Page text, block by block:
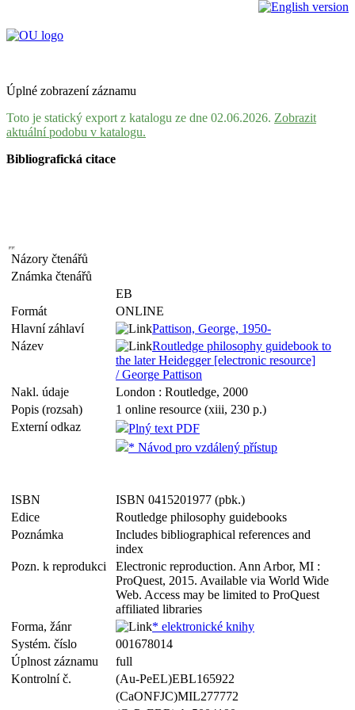
Úplné zobrazení záznamu
Toto je statický export z katalogu ze dne 02.06.2026. Zobrazit
aktuální podobu v katalogu.
Bibliografická citace
Názory čtenářů
Známka čtenářů
EB
Formát
ONLINE
Hlavní záhlaví
Pattison, George, 1950-
Název
Routledge philosophy guidebook to
the later Heidegger [electronic resource]
/ George Pattison
Nakl. údaje
London : Routledge, 2000
Popis (rozsah)
1 online resource (xiii, 230 p.)
Externí odkaz
Plný text PDF
* Návod pro vzdálený přístup
ISBN
ISBN 0415201977 (pbk.)
Edice
Routledge philosophy guidebooks
Poznámka
Includes bibliographical references and
index
Pozn. k reprodukci
Electronic reproduction. Ann Arbor, MI :
ProQuest, 2015. Available via World Wide
Web. Access may be limited to ProQuest
affiliated libraries
Forma, žánr
* elektronické knihy
Systém. číslo
001678014
Úplnost záznamu
full
Kontrolní č.
(Au-PeEL)EBL165922
(CaONFJC)MIL277772